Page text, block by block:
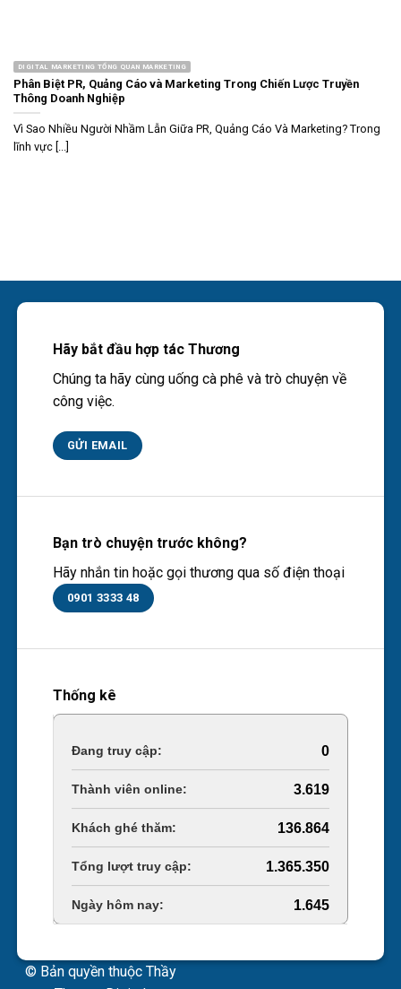
DIGITAL MARKETING TỔNG QUAN MARKETING
Phân Biệt PR, Quảng Cáo và Marketing Trong Chiến Lược Truyền
Thông Doanh Nghiệp
Vì Sao Nhiều Người Nhầm Lẫn Giữa PR, Quảng Cáo Và Marketing? Trong
lĩnh vực [...]
Hãy bắt đầu hợp tác Thương
Chúng ta hãy cùng uống cà phê và trò chuyện về
công việc.
GỬI EMAIL
Bạn trò chuyện trước không?
Hãy nhắn tin hoặc gọi thương qua số điện thoại
0901 3333 48
Thống kê
Online Visitors: 0
Today's Views: 3.619
Last 30 Days Views: 136.864
Total Views: 1.365.350
Total Users: 1.645
© Bản quyền thuộc Thầy